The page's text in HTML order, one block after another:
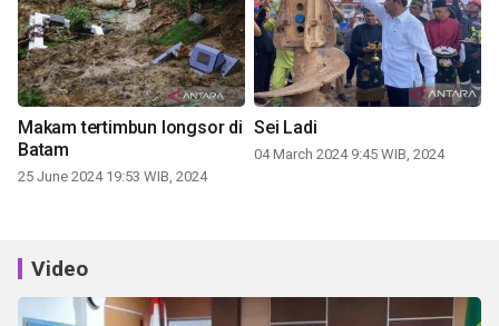
Makam tertimbun longsor di
Batam
25 June 2024 19:53 WIB, 2024
Sei Ladi
04 March 2024 9:45 WIB, 2024
Video